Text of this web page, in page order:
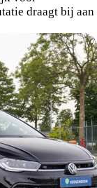
draagt bij aan